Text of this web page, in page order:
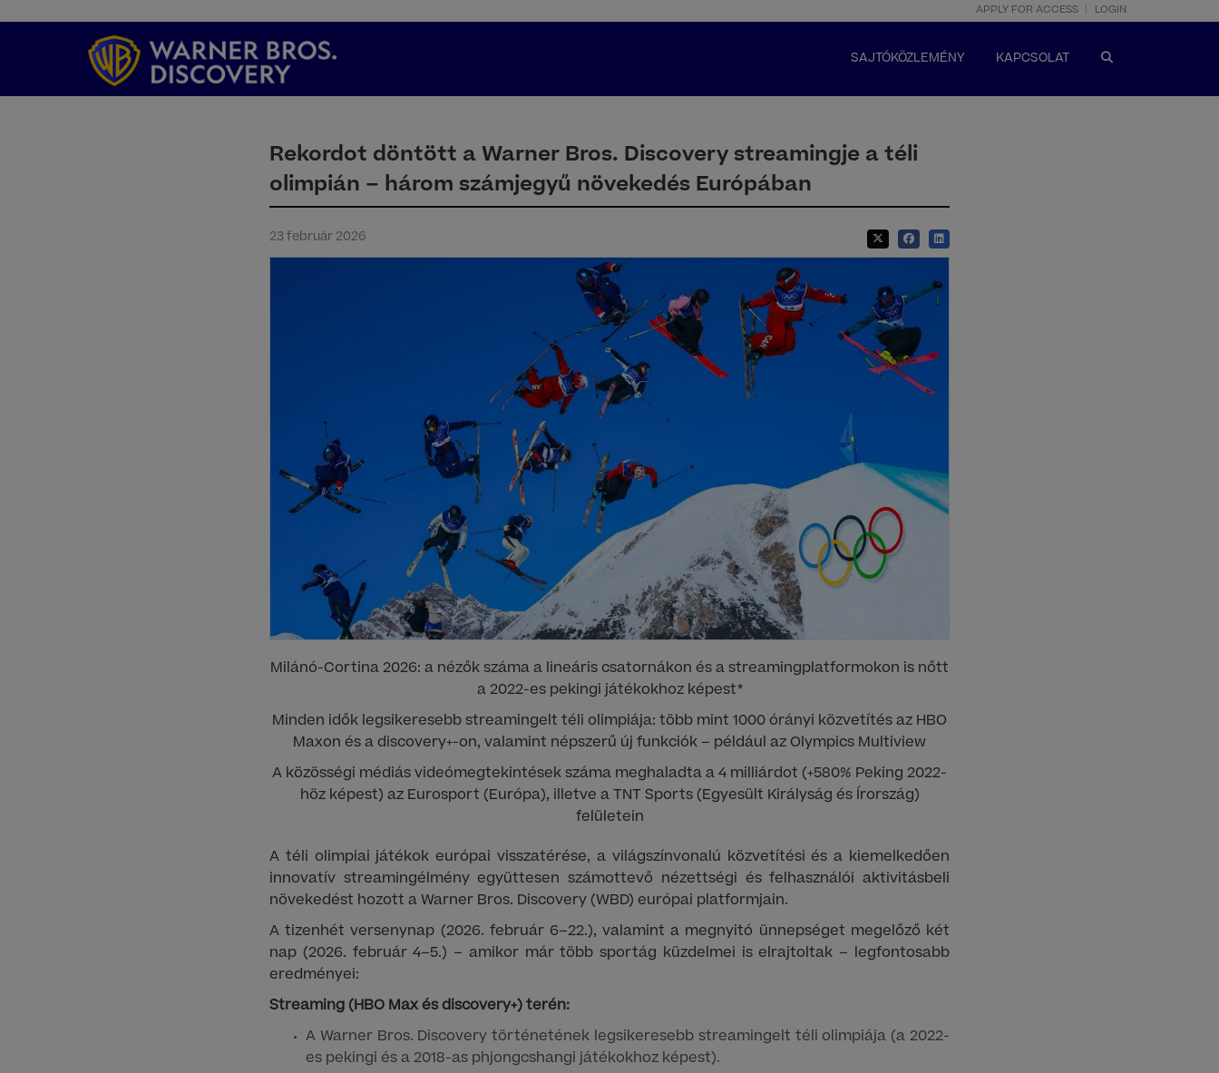
APPLY FOR ACCESS LOGIN
SAJTÓKÖZLEMÉNY KAPCSOLAT
Rekordot döntött a Warner Bros. Discovery streamingje a téli
olimpián – három számjegyű növekedés Európában
23 február 2026
Milánó-Cortina 2026: a nézők száma a lineáris csatornákon és a streamingplatformokon is nőtt
a 2022-es pekingi játékokhoz képest*
Minden idők legsikeresebb streamingelt téli olimpiája: több mint 1000 órányi közvetítés az HBO
Maxon és a discovery+-on, valamint népszerű új funkciók – például az Olympics Multiview
A közösségi médiás videómegtekintések száma meghaladta a 4 milliárdot (+580% Peking 2022-
höz képest) az Eurosport (Európa), illetve a TNT Sports (Egyesült Királyság és Írország)
felületein
A téli olimpiai játékok európai visszatérése, a világszínvonalú közvetítési és a kiemelkedően
innovatív streamingélmény együttesen számottevő nézettségi és felhasználói aktivitásbeli
növekedést hozott a Warner Bros. Discovery (WBD) európai platformjain.
A tizenhét versenynap (2026. február 6–22.), valamint a megnyitó ünnepséget megelőző két
nap (2026. február 4–5.) – amikor már több sportág küzdelmei is elrajtoltak – legfontosabb
eredményei:
Streaming (HBO Max és discovery+) terén:
A Warner Bros. Discovery történetének legsikeresebb streamingelt téli olimpiája (a 2022-
es pekingi és a 2018-as phjongcshangi játékokhoz képest).